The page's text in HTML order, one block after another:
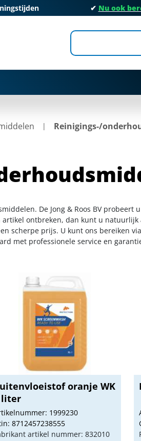
✔ Nu ook
Reinigings-/
De Jong & Roos BV probeert
ontbreken, dan kunt u
scherpe prijs. U kunt ons bereiken via
met professionele service en
oranje WK
liter
1999230
8712457238555
artikel nummer: 832010